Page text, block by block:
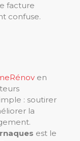
facture
confuse.
en
: soutirer
la
est le